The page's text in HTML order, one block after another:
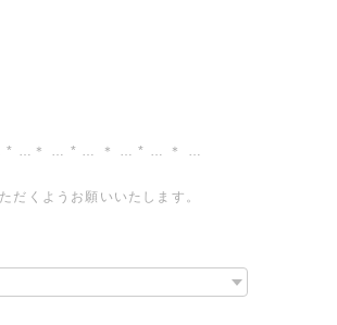
* …＊ … * … ＊ … * … ＊ …
だくようお願いいたします。